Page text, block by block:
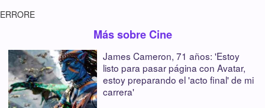
ERRORE
Más sobre Cine
James Cameron, 71 años: 'Estoy
listo para pasar página con Avatar,
estoy preparando el 'acto final' de mi
carrera'